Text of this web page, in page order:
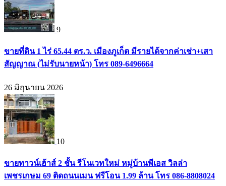
9
ขายที่ดิน 1 ไร่ 65.44 ตร.ว. เมืองภูเก็ต มีรายได้จากค่าเช่า+เสา
สัญญาณ (ไม่รับนายหน้า) โทร 089-6496664
26 มิถุนายน 2026
10
ขายทาวน์เฮ้าส์ 2 ชั้น รีโนเวทใหม่ หมู่บ้านพีเอส วิลล่า
เพชรเกษม 69 ติดถนนเมน ฟรีโอน 1.99 ล้าน โทร 086-8808024